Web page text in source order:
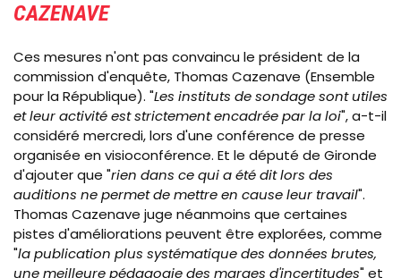
CAZENAVE
Ces mesures n'ont pas convaincu le président de la
commission d'enquête, Thomas Cazenave (Ensemble
pour la République). "Les instituts de sondage sont utiles
et leur activité est strictement encadrée par la loi", a-t-il
considéré mercredi, lors d'une conférence de presse
organisée en visioconférence. Et le député de Gironde
d'ajouter que "rien dans ce qui a été dit lors des
auditions ne permet de mettre en cause leur travail".
Thomas Cazenave juge néanmoins que certaines
pistes d'améliorations peuvent être explorées, comme
"la publication plus systématique des données brutes,
une meilleure pédagogie des marges d'incertitudes" et